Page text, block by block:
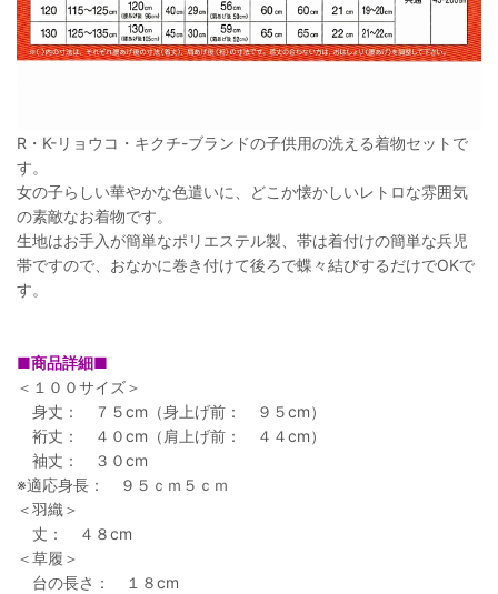
R・K-リョウコ・キクチ-ブランドの子供用の洗える着物セットで
す。
女の子らしい華やかな色遣いに、どこか懐かしいレトロな雰囲気
の素敵なお着物です。
生地はお手入が簡単なポリエステル製、帯は着付けの簡単な兵児
帯ですので、おなかに巻き付けて後ろで蝶々結びするだけでOKで
す。
■商品詳細■
＜１００サイズ＞
身丈： ７５cm（身上げ前： ９５cm）
裄丈： ４０cm（肩上げ前： ４４cm）
袖丈： ３０cm
※適応身長： ９５ｃｍ５ｃｍ
＜羽織＞
丈： ４８cm
＜草履＞
台の長さ： １８cm